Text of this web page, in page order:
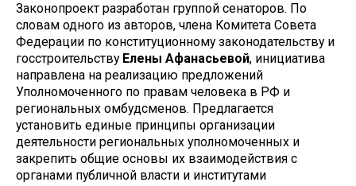
Законопроект разработан группой сенаторов. По
словам одного из авторов, члена Комитета Совета
Федерации по конституционному законодательству и
госстроительству Елены Афанасьевой, инициатива
направлена на реализацию предложений
Уполномоченного по правам человека в РФ и
региональных омбудсменов. Предлагается
установить единые принципы организации
деятельности региональных уполномоченных и
закрепить общие основы их взаимодействия с
органами публичной власти и институтами